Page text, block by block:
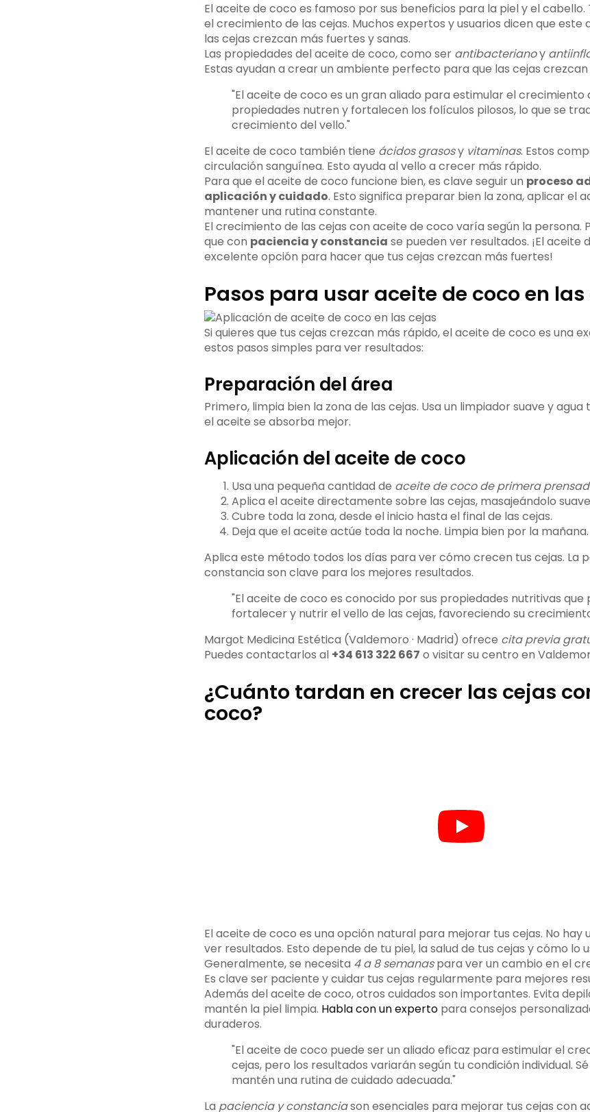
El aceite de coco es famoso por sus beneficios para la piel y el
el crecimiento de las cejas. Muchos expertos y usuarios dicen que este
las cejas crezcan más fuertes y sanas.
Las propiedades del aceite de coco, como ser antibacterianoy
Estas ayudan a crear un ambiente perfecto para que las cejas crezcan
"El aceite de coco es un gran aliado para estimular el crecimiento
propiedades nutren y fortalecen los folículos pilosos, lo que se
crecimiento del vello."
El aceite de coco también tiene ácidos grasosy vitaminas. Estos
circulación sanguínea. Esto ayuda al vello a crecer más rápido.
Para que el aceite de coco funcione bien, es clave seguir un proceso
aplicación y cuidado. Esto significa preparar bien la zona, aplicar el
mantener una rutina constante.
El crecimiento de las cejas con aceite de coco varía según la persona.
que con paciencia y constancia se pueden ver resultados. ¡El aceite
excelente opción para hacer que tus cejas crezcan más fuertes!
Pasos para usar aceite de coco en
Si quieres que tus cejas crezcan más rápido, el aceite de coco es una
estos pasos simples para ver resultados:
Preparación del área
Primero, limpia bien la zona de las cejas. Usa un limpiador suave y agua
el aceite se absorba mejor.
Aplicación del aceite de coco
Usa una pequeña cantidad de aceite de coco de primera
Aplica el aceite directamente sobre las cejas, masajeándolo
Cubre toda la zona, desde el inicio hasta el final de las cejas.
Deja que el aceite actúe toda la noche. Limpia bien por la mañana.
Aplica este método todos los días para ver cómo crecen tus cejas. La
constancia son clave para los mejores resultados.
"El aceite de coco es conocido por sus propiedades nutritivas que
fortalecer y nutrir el vello de las cejas, favoreciendo su
Margot Medicina Estética (Valdemoro · Madrid) ofrece cita previa
Puedes contactarlos al +34 613 322 667 o visitar su centro en
¿Cuánto tardan en crecer las cejas
coco?
El aceite de coco es una opción natural para mejorar tus cejas. No
ver resultados. Esto depende de tu piel, la salud de tus cejas y cómo lo
Generalmente, se necesita 4 a 8 semanaspara ver un cambio en el
Es clave ser paciente y cuidar tus cejas regularmente para mejores
Además del aceite de coco, otros cuidados son importantes. Evita
mantén la piel limpia. Habla con un expertopara consejos
duraderos.
"El aceite de coco puede ser un aliado eficaz para estimular el
cejas, pero los resultados variarán según tu condición individual.
mantén una rutina de cuidado adecuada."
La paciencia y constanciason esenciales para mejorar tus cejas con